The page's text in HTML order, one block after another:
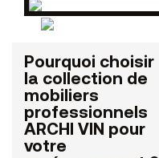
Pourquoi choisir
la collection de
mobiliers
professionnels
ARCHI VIN pour
votre